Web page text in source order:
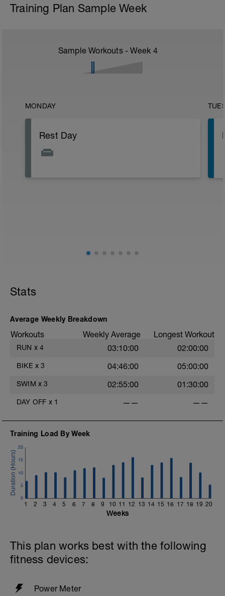
Training Plan Sample Week
Sample Workouts - Week 4
MONDAY
Rest Day
Stats
Average Weekly Breakdown
Workouts Weekly Average Longest Workout
RUN x 4 03:10:00 02:00:00
BIKE x 3 04:46:00 05:00:00
SWIM x 3 02:55:00 01:30:00
DAY OFF x 1 —— ——
Training Load By Week
1 2 3 4 5 6 7 8 9 10 11 12 13 14 15 16 17 18 19 20
0
5
10
15
20
Weeks
This plan works best with the following
fitness devices:
Power Meter